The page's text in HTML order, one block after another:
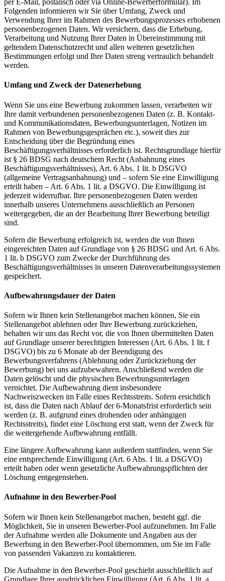
per E-Mail, postalisch oder via Online-Bewerberformular). Im
Folgenden informieren wir Sie über Umfang, Zweck und
Verwendung Ihrer im Rahmen des Bewerbungsprozesses erhobenen
personenbezogenen Daten. Wir versichern, dass die Erhebung,
Verarbeitung und Nutzung Ihrer Daten in Übereinstimmung mit
geltendem Datenschutzrecht und allen weiteren gesetzlichen
Bestimmungen erfolgt und Ihre Daten streng vertraulich behandelt
werden.
Umfang und Zweck der Datenerhebung
Wenn Sie uns eine Bewerbung zukommen lassen, verarbeiten wir
Ihre damit verbundenen personenbezogenen Daten (z. B. Kontakt-
und Kommunikationsdaten, Bewerbungsunterlagen, Notizen im
Rahmen von Bewerbungsgesprächen etc.), soweit dies zur
Entscheidung über die Begründung eines
Beschäftigungsverhältnisses erforderlich ist. Rechtsgrundlage hierfür
ist § 26 BDSG nach deutschem Recht (Anbahnung eines
Beschäftigungsverhältnisses), Art. 6 Abs. 1 lit. b DSGVO
(allgemeine Vertragsanbahnung) und – sofern Sie eine Einwilligung
erteilt haben – Art. 6 Abs. 1 lit. a DSGVO. Die Einwilligung ist
jederzeit widerrufbar. Ihre personenbezogenen Daten werden
innerhalb unseres Unternehmens ausschließlich an Personen
weitergegeben, die an der Bearbeitung Ihrer Bewerbung beteiligt
sind.
Sofern die Bewerbung erfolgreich ist, werden die von Ihnen
eingereichten Daten auf Grundlage von § 26 BDSG und Art. 6 Abs.
1 lit. b DSGVO zum Zwecke der Durchführung des
Beschäftigungsverhältnisses in unseren Datenverarbeitungssystemen
gespeichert.
Aufbewahrungsdauer der Daten
Sofern wir Ihnen kein Stellenangebot machen können, Sie ein
Stellenangebot ablehnen oder Ihre Bewerbung zurückziehen,
behalten wir uns das Recht vor, die von Ihnen übermittelten Daten
auf Grundlage unserer berechtigten Interessen (Art. 6 Abs. 1 lit. f
DSGVO) bis zu 6 Monate ab der Beendigung des
Bewerbungsverfahrens (Ablehnung oder Zurückziehung der
Bewerbung) bei uns aufzubewahren. Anschließend werden die
Daten gelöscht und die physischen Bewerbungsunterlagen
vernichtet. Die Aufbewahrung dient insbesondere
Nachweiszwecken im Falle eines Rechtsstreits. Sofern ersichtlich
ist, dass die Daten nach Ablauf der 6-Monatsfrist erforderlich sein
werden (z. B. aufgrund eines drohenden oder anhängigen
Rechtsstreits), findet eine Löschung erst statt, wenn der Zweck für
die weitergehende Aufbewahrung entfällt.
Eine längere Aufbewahrung kann außerdem stattfinden, wenn Sie
eine entsprechende Einwilligung (Art. 6 Abs. 1 lit. a DSGVO)
erteilt haben oder wenn gesetzliche Aufbewahrungspflichten der
Löschung entgegenstehen.
Aufnahme in den Bewerber-Pool
Sofern wir Ihnen kein Stellenangebot machen, besteht ggf. die
Möglichkeit, Sie in unseren Bewerber-Pool aufzunehmen. Im Falle
der Aufnahme werden alle Dokumente und Angaben aus der
Bewerbung in den Bewerber-Pool übernommen, um Sie im Falle
von passenden Vakanzen zu kontaktieren.
Die Aufnahme in den Bewerber-Pool geschieht ausschließlich auf
Grundlage Ihrer ausdrücklichen Einwilligung (Art. 6 Abs. 1 lit. a